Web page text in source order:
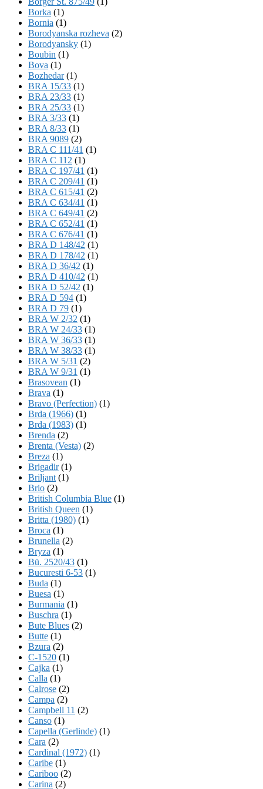
Borka (1)
Bornia (1)
Borodyanska rozheva (2)
Borodyansky (1)
Boubin (1)
Bova (1)
Bozhedar(1)
BRA 15/33 (1)
BRA 23/33 (1)
BRA 25/33 (1)
BRA 3/33 (1)
BRA 8/33 (1)
BRA 9089 (2)
BRA C 111/41 (1)
BRA C 112 (1)
BRA C 197/41 (1)
BRA C 209/41 (1)
BRA C 615/41 (2)
BRA C 634/41 (1)
BRA C 649/41 (2)
BRA C 652/41 (1)
BRA C 676/41 (1)
BRA D 148/42 (1)
BRA D 178/42 (1)
BRA D 36/42 (1)
BRA D 410/42 (1)
BRA D 52/42 (1)
BRA D 594 (1)
BRA D 79 (1)
BRA W 2/32 (1)
BRA W 24/33 (1)
BRA W 36/33 (1)
BRA W 38/33 (1)
BRA W 5/31 (2)
BRA W 9/31 (1)
Brasovean (1)
Brava (1)
Bravo (Perfection) (1)
Brda (1966) (1)
Brda (1983) (1)
Brenda (2)
Brenta (Vesta) (2)
Breza (1)
Brigadir(1)
Briljant (1)
Brio (2)
British Columbia Blue (1)
British Queen (1)
Britta (1980) (1)
Broca (1)
Brunella (2)
Bryza (1)
Bü. 2520/43 (1)
Bucuresti 6-53 (1)
Buda (1)
Buesa (1)
Burmania (1)
Buschra (1)
Bute Blues (2)
Butte (1)
Bzura (2)
C-1520 (1)
Cajka (1)
Calla (1)
Calrose (2)
Campa (2)
Campbell 11 (2)
Canso (1)
Capella (Gerlinde) (1)
Cara (2)
Cardinal (1972) (1)
Caribe (1)
Cariboo (2)
Carina (2)